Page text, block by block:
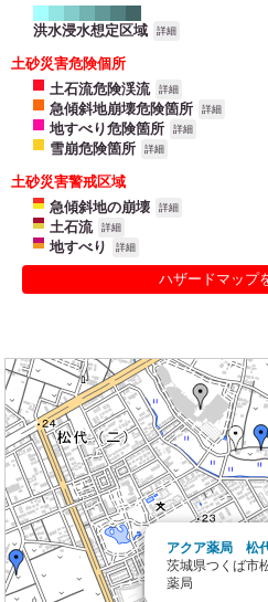
洪水浸水想定区域 詳細
土砂災害危険個所
土石流危険渓流
詳細
急傾斜地崩壊危険箇所 詳細
地すべり危険箇所 詳細
雪崩危険箇所 詳細
土砂災害警戒区域
急傾斜地の崩壊
詳細
土石流 詳細
地すべり 詳細
ハザードマップ
アクア薬局 松
茨城県つくば市
薬局